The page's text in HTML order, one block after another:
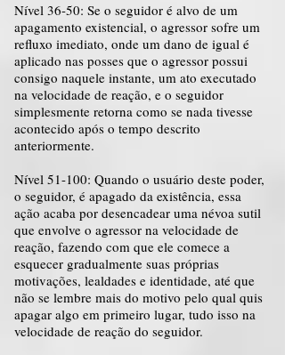
Nível 36-50: Se o seguidor é alvo de um
apagamento existencial, o agressor sofre um
refluxo imediato, onde um dano de igual é
aplicado nas posses que o agressor possui
consigo naquele instante, um ato executado
na velocidade de reação, e o seguidor
simplesmente retorna como se nada tivesse
acontecido após o tempo descrito
anteriormente.
Nível 51-100: Quando o usuário deste poder,
o seguidor, é apagado da existência, essa
ação acaba por desencadear uma névoa sutil
que envolve o agressor na velocidade de
reação, fazendo com que ele comece a
esquecer gradualmente suas próprias
motivações, lealdades e identidade, até que
não se lembre mais do motivo pelo qual quis
apagar algo em primeiro lugar, tudo isso na
velocidade de reação do seguidor.